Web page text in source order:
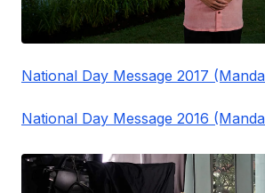
National Day Message 2017
National Day Message 2016